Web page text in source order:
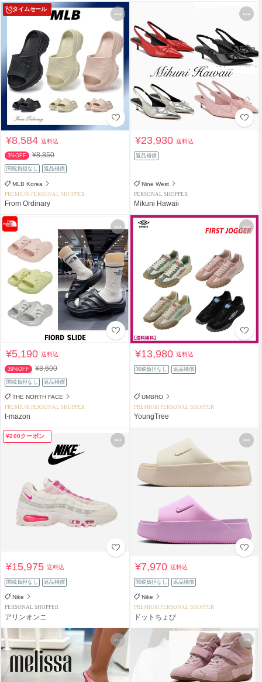
タイムセール
¥8,584送料込
3%OFF ¥8,850
関税負担なし 返品補償
MLB Korea
PREMIUM PERSONAL SHOPPER
From Ordinary
¥23,930送料込
返品補償
Nine West
PERSONAL SHOPPER
Mikuni Hawaii
¥5,190送料込
39%OFF ¥8,600
関税負担なし 返品補償
THE NORTH FACE
PREMIUM PERSONAL SHOPPER
t-mazon
¥13,980送料込
関税負担なし 返品補償
UMBRO
PREMIUM PERSONAL SHOPPER
YoungTree
¥200クーポン
¥15,975送料込
関税負担なし 返品補償
Nike
PERSONAL SHOPPER
アリンオンニ
¥7,970送料込
関税負担なし 返品補償
Nike
PREMIUM PERSONAL SHOPPER
ドットちょび